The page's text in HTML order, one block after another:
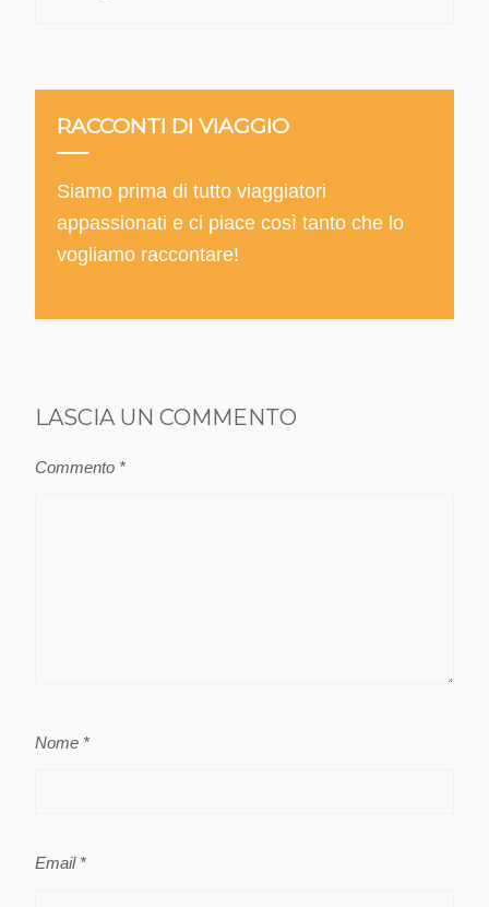
RACCONTI DI VIAGGIO
Siamo prima di tutto viaggiatori
appassionati e ci piace così tanto che lo
vogliamo raccontare!
LASCIA UN COMMENTO
Commento *
Nome *
Email *